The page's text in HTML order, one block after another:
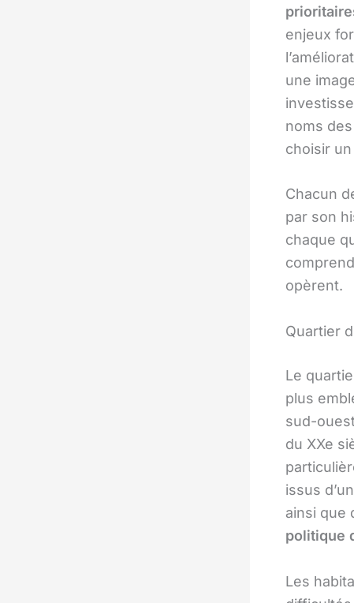
enjeux
une
noms des
choisir
Chacun
par son
chaque
opèrent.
Quartier
Le
plus
sud-
du XXe
issus
ainsi que
politique
Les